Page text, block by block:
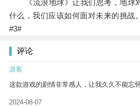
《流浪地球》让我们思考，地球
什么，我们应该如何面对未来的挑战。
#3#
评论
游客
这款游戏的剧情非常感人，让我久久不能忘怀
2024-08-07